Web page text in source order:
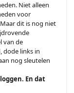
Niet alleen
voor
dit is nog niet
van de
dode links in
nog sleutelen
En dat